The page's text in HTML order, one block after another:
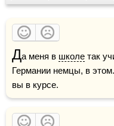
Да меня в школе так
Германии немцы, в
вы в курсе.